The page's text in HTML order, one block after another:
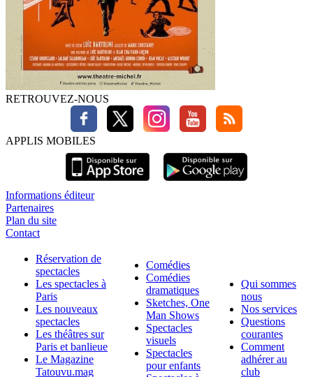
RETROUVEZ-NOUS
APPLIS MOBILES
Informations éditeur
Partenaires
Plan du site
Contact
Réservation de
spectacles
Les spectacles à
Paris
Les nouveaux
spectacles
Les théâtres sur
Paris et banlieue
Le Magazine
Tatouvu.mag
Comédies
Comédies
dramatiques
Sketches, One
Man Shows
Spectacles
visuels
Spectacles
pour enfants
Qui sommes
nous
Nos services
Questions
courantes
Comment
adhérer au
club